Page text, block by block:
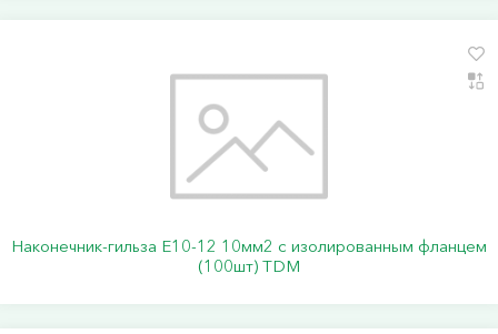
Наконечник-гильза Е10-12 10мм2 с изолированным фланцем
(100шт) TDM